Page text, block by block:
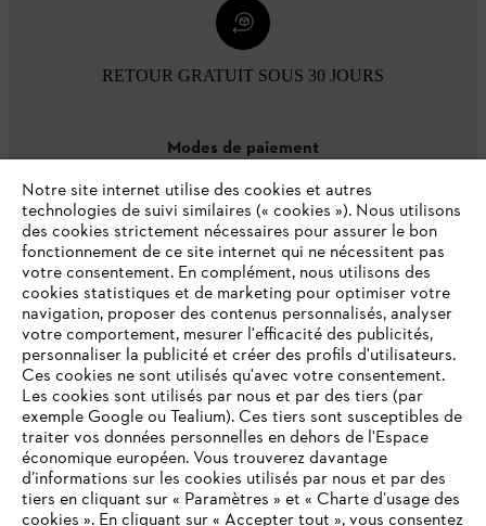
RETOUR GRATUIT SOUS 30 JOURS
Modes de paiement
L'Entreprise
Questions / Réponses
Notre site internet utilise des cookies et autres
technologies de suivi similaires (« cookies »). Nous utilisons
des cookies strictement nécessaires pour assurer le bon
fonctionnement de ce site internet qui ne nécessitent pas
votre consentement. En complément, nous utilisons des
cookies statistiques et de marketing pour optimiser votre
navigation, proposer des contenus personnalisés, analyser
votre comportement, mesurer l'efficacité des publicités,
personnaliser la publicité et créer des profils d'utilisateurs.
Ces cookies ne sont utilisés qu'avec votre consentement.
Les cookies sont utilisés par nous et par des tiers (par
exemple Google ou Tealium). Ces tiers sont susceptibles de
traiter vos données personnelles en dehors de l'Espace
économique européen. Vous trouverez davantage
d’informations sur les cookies utilisés par nous et par des
tiers en cliquant sur « Paramètres » et « Charte d’usage des
cookies ». En cliquant sur « Accepter tout », vous consentez